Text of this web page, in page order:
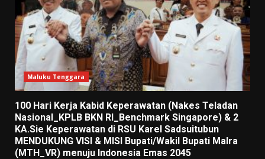
Maluku Tenggara
100 Hari Kerja Kabid Keperawatan (Nakes Teladan
Nasional_KPLB BKN RI_Benchmark Singapore) & 2
KA.Sie Keperawatan di RSU Karel Sadsuitubun
MENDUKUNG VISI & MISI Bupati/Wakil Bupati Malra
(MTH_VR) menuju Indonesia Emas 2045